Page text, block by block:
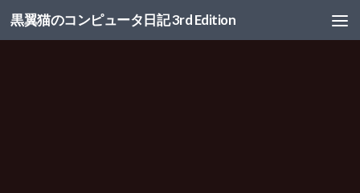
コンテンツへスキップ
黒翼猫のコンピュータ日記 3rd Edition